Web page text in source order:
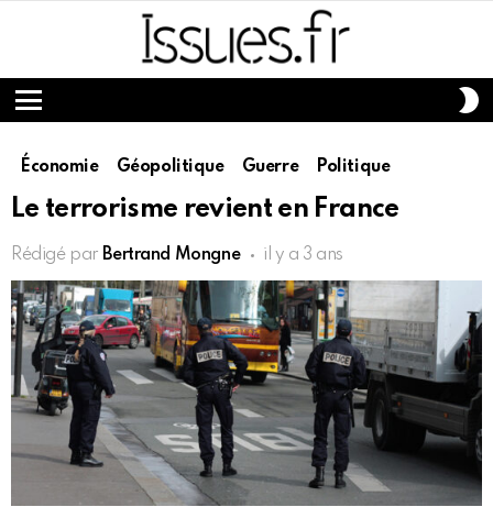
Menu
Économie Géopolitique Guerre Politique
Le terrorisme revient en France
Rédigé par Bertrand Mongne il y a 3 ans